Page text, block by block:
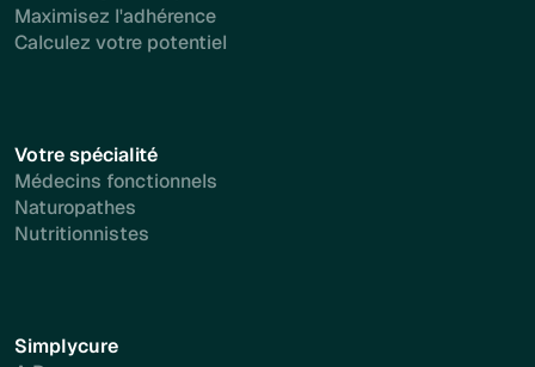
Maximisez l'adhérence
Calculez votre potentiel
Votre spécialité
Médecins fonctionnels
Naturopathes
Nutritionnistes
Simplycure